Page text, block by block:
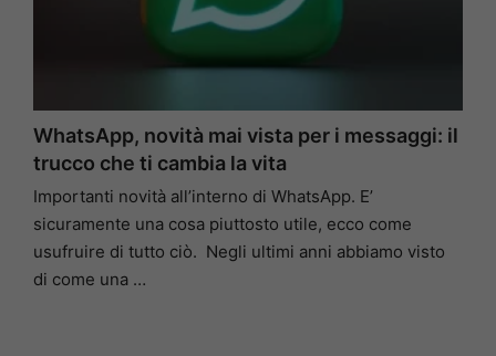
WhatsApp, novità mai vista per i messaggi: il
trucco che ti cambia la vita
Importanti novità all’interno di WhatsApp. E’
sicuramente una cosa piuttosto utile, ecco come
usufruire di tutto ciò. Negli ultimi anni abbiamo visto
di come una …